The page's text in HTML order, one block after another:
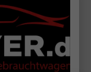
sparen:24,5%